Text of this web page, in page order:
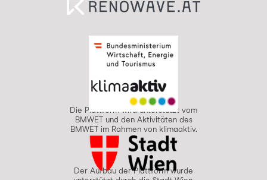
Die Plattform wird unterstützt vom
BMWET und den Aktivitäten des
BMWET im Rahmen von klimaaktiv.
Der Aufbau der Plattform wurde